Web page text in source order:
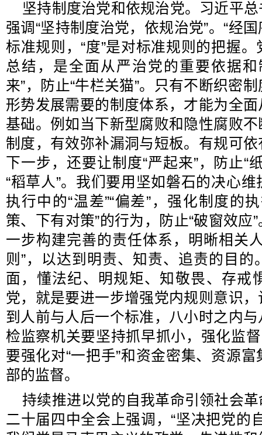
坚持制度治党和依规治党。习近平
强调“坚持制度治党，依规治党”。“经
标准规则，“度”是对标准规则的把握
总结，是全面从严治党的重要依据
来”，防止“牛栏关猫”。只有不断织密
形势发展需要的制度体系，才能为全
基础。例如当下新型腐败和隐性腐败
制度，有效弥补漏洞与短板。有规可
下一步，还要让制度“严起来”，防止“
“稻草人”。我们要用坚如磐石的决心
执行中的“温差”“偏差”，强化制度的
策、下有对策”的行为，防止“破窗效应
一步构建完善的责任体系，明晰相关
则”，以达到明责、知责、追责的目
面，懂法纪、明规矩、知敬畏、存戒
党，就是要进一步增强党内规则意识
到人前与人后一个标准，八小时之内
检监察机关要坚持抓早抓小，强化监
要强化对“一把手”和资金密集、资源
部的监督。
持续推进以党的自我革命引领社会
二十届四中全会上强调，“坚决把党的